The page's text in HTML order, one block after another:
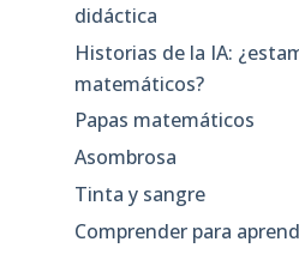
didáctica
Historias de la IA:
matemáticos?
Papas matemáticos
Asombrosa
Tinta y sangre
Comprender para